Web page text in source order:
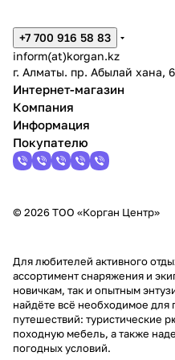
+7 700 916 58 83
inform(at)korgan.kz
г. Алматы. пр. Абылай хана,
Интернет-магазин
Компания
Информация
Покупателю
© 2026 ТОО «Корган Центр»
Для любителей активного
ассортимент снаряжения и
новичкам, так и опытным
найдёте всё необходимое для
путешествий: туристические
походную мебель, а также
погодных условий.